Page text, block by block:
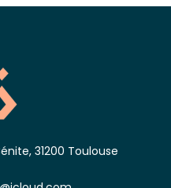
31200 Toulouse